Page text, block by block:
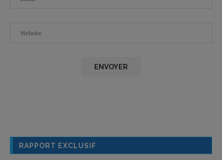
RAPPORT EXCLUSIF